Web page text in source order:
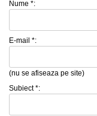
Nume *:
E-mail *:
(nu se afiseaza pe site)
Subiect *: